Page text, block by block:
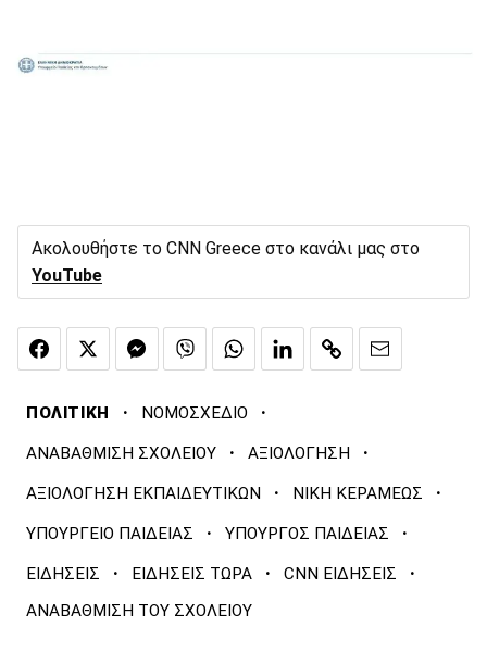
Ακολουθήστε το CNN Greece στο κανάλι μας στο
YouTube
ΠΟΛΙΤΙΚΗ · ΝΟΜΟΣΧΕΔΙΟ ·
ΑΝΑΒΑΘΜΙΣΗ ΣΧΟΛΕΙΟΥ · ΑΞΙΟΛΟΓΗΣΗ ·
ΑΞΙΟΛΟΓΗΣΗ ΕΚΠΑΙΔΕΥΤΙΚΩΝ · ΝΙΚΗ ΚΕΡΑΜΕΩΣ ·
ΥΠΟΥΡΓΕΙΟ ΠΑΙΔΕΙΑΣ · ΥΠΟΥΡΓΟΣ ΠΑΙΔΕΙΑΣ ·
ΕΙΔΗΣΕΙΣ · ΕΙΔΗΣΕΙΣ ΤΩΡΑ · CNN ΕΙΔΗΣΕΙΣ ·
ΑΝΑΒΑΘΜΙΣΗ ΤΟΥ ΣΧΟΛΕΙΟΥ